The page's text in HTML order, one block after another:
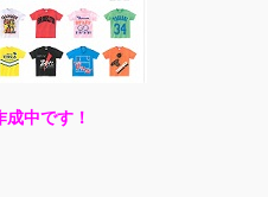
中です！